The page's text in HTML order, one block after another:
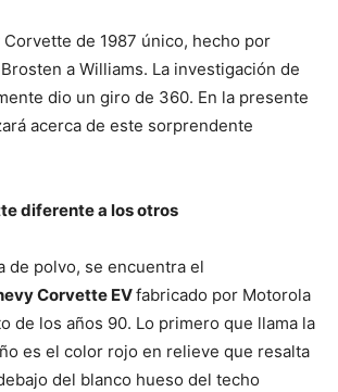
Corvette de 1987 único, hecho por
a Williams. La investigación de
dio un giro de 360. En la presente
acerca de este sorprendente
diferente a los otros
de polvo, se encuentra el
Corvette EVfabricado por Motorola
de los años 90. Lo primero que llama la
es el color rojo en relieve que resalta
del blanco hueso del techo